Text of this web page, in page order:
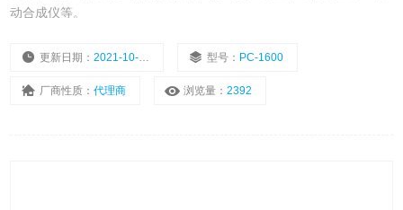
动合成仪等。
更新日期：2021-10-28 型号： PC-1600
厂商性质：代理商 浏览量：2392